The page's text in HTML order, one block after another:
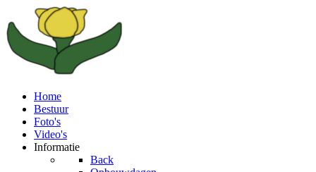
Home
Bestuur
Foto's
Video's
Informatie
Back